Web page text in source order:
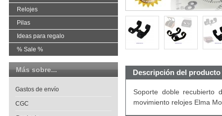
Descripción del producto
Soporte doble recubierto
movimiento relojes Elma
Relojes
Pilas
Ideas para regalo
% Sale %
Más sobre...
Gastos de envío
CGC